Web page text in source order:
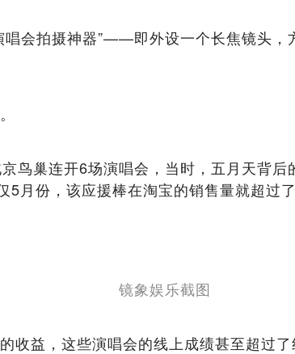
会拍摄神器”——即外设一个长焦镜头，
鸟巢连开6场演唱会，当时，五月天背后
月份，该应援棒在淘宝的销售量就超过了
镜象娱乐截图
收益，这些演唱会的线上成绩甚至超过了